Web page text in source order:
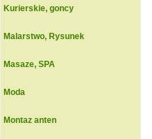
Kurierskie, goncy
Malarstwo, Rysunek
Masaze, SPA
Moda
Montaz anten